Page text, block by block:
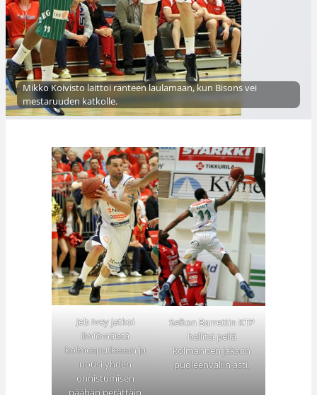
Mikko Koivisto laittoi ranteen laulamaan, kun Bisons vei
mestaruuden katkolle.
Jeb Ivey jatkoi
ilmiömäistä
kolmosputkeaan ja
nousi yhden
onnistumisen
Sefton Barrettin KTP
hallitsi peliä
kolmannen jakson
puoleenväliin asti.